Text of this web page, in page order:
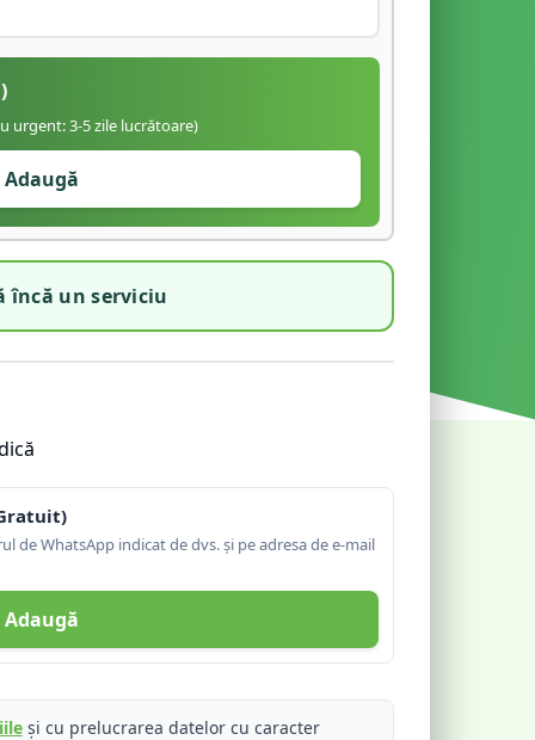
urgent: 3-5 zile lucrătoare)
Adaugă
încă un serviciu
de WhatsApp indicat de dvs. și pe adresa de e-mail
Adaugă
și cu prelucrarea datelor cu caracter